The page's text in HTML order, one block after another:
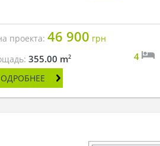
проекта:46 900 грн
355.00 m2 4